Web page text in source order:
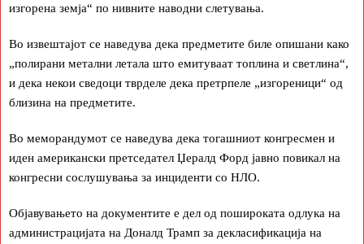
изгорена земја“ по нивните наводни слетувања.
Во извештајот се наведува дека предметите биле опишани како
„полирани метални летала што емитуваат топлина и светлина“,
и дека некои сведоци тврделе дека претрпеле „изгореници“ од
близина на предметите.
Во меморандумот се наведува дека тогашниот конгресмен и
иден американски претседател Џералд Форд јавно повикал на
конгресни сослушувања за инциденти со НЛО.
Објавувањето на документите е дел од пошироката одлука на
администрацијата на Доналд Трамп за декласификација на